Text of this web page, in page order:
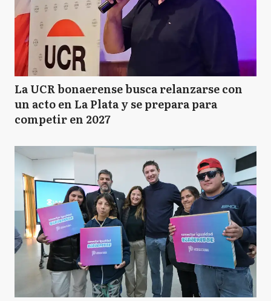
La UCR bonaerense busca relanzarse con
un acto en La Plata y se prepara para
competir en 2027